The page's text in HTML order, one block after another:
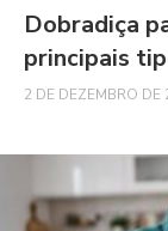
Dobradiça
principais
2 DE DEZEMBRO DE